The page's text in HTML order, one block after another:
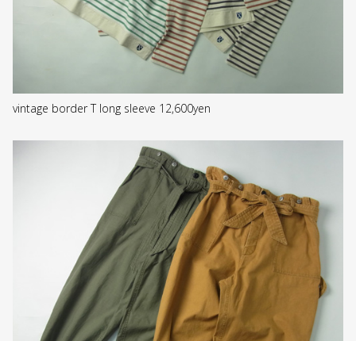
vintage border T long sleeve 12,600yen